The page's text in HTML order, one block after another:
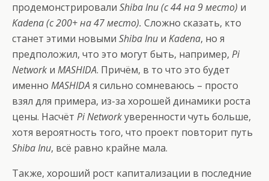
продемонстрировали Shiba Inu (с 44 на 9 место) и
Kadena (с 200+ на 47 место). Сложно сказать, кто
станет этими новыми Shiba Inu и Kadena, но я
предположил, что это могут быть, например, Pi
Network и MASHIDA. Причём, в то что это будет
именно MASHIDA я сильно сомневаюсь – просто
взял для примера, из-за хорошей динамики роста
цены. Насчёт Pi Networkуверенности чуть больше,
хотя вероятность того, что проект повторит путь
Shiba Inu, всё равно крайне мала.
Также, хороший рост капитализации в последние